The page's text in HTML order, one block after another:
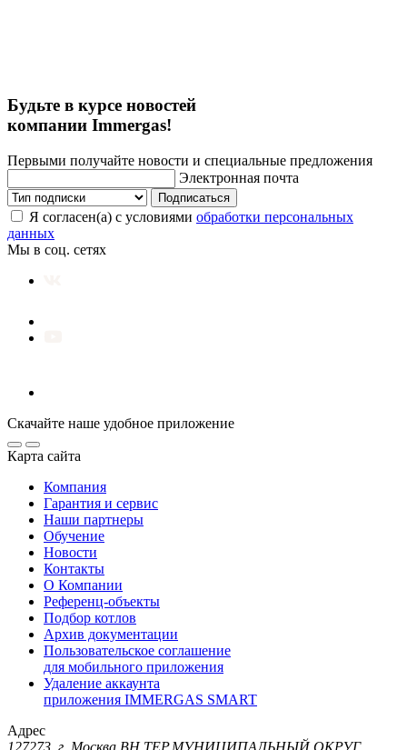
Будьте в курсе новостей
компании Immergas!
Первыми получайте новости и специальные предложения
Электронная почта
Подписаться
Я согласен(а) с условиями обработки персональных
данных
Мы в соц. сетях
Скачайте наше удобное приложение
Карта сайта
Компания
Гарантия и сервис
Наши партнеры
Обучение
Новости
Контакты
О Компании
Референц-объекты
Подбор котлов
Архив документации
Пользовательское соглашение
для мобильного приложения
Удаление аккаунта
приложения IMMERGAS SMART
Адрес
127273, г. Москва ВН.ТЕР.МУНИЦИПАЛЬНЫЙ ОКРУГ